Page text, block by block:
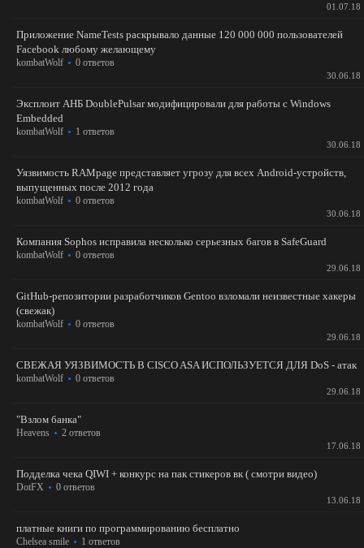
01.07.18
Приложение NameTests раскрывало данные 120 000 000 пользователей
Facebook любому желающему
kombatWolf 0 ответов
30.06.18
Эксплоит АНБ DoublePulsar модифицировали для работы с Windows
Embedded
kombatWolf 1 ответов
30.06.18
Уязвимость RAMpage представляет угрозу для всех Android-устройств,
выпущенных после 2012 года
kombatWolf 0 ответов
30.06.18
Компания Sophos исправила несколько серьезных багов в SafeGuard
kombatWolf 0 ответов
29.06.18
GitHub-репозитории разработчиков Gentoo взломали неизвестные хакеры
(свежак)
kombatWolf 0 ответов
29.06.18
СВЕЖАЯ УЯЗВИМОСТЬ В CISCO ASA ИСПОЛЬЗУЕТСЯ ДЛЯ DoS - атак
kombatWolf 0 ответов
29.06.18
"Взлом банка"
Heavens 2 ответов
17.06.18
Подделка чека QIWI + конкурс на пак стикеров вк ( смотри видео)
DotFX 0 ответов
13.06.18
платные книги по программированию бесплатно
Chelsea smile 1 ответов